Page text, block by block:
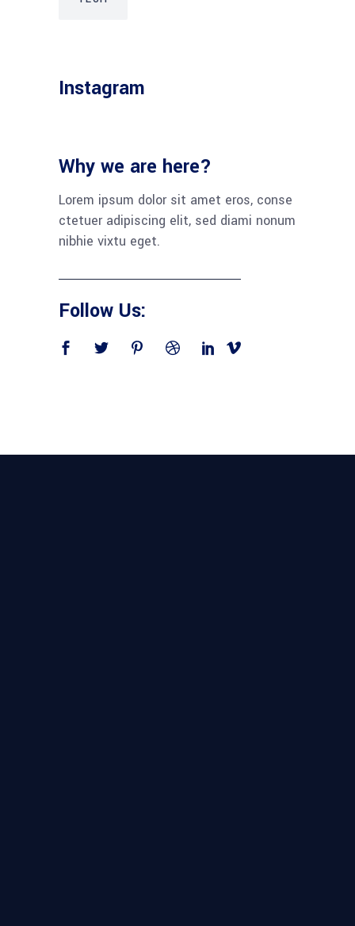
Instagram
Why we are here?
Lorem ipsum dolor sit amet eros, conse
ctetuer adipiscing elit, sed diami nonum
nibhie vixtu eget.
Follow Us: